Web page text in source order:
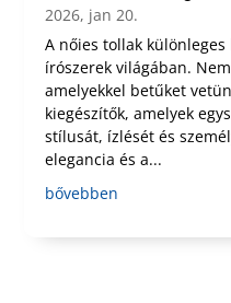
2026, jan 20.
A nőies tollak
írószerek világában.
amelyekkel betűket
kiegészítők, amelyek
stílusát, ízlését és
elegancia és a...
bővebben